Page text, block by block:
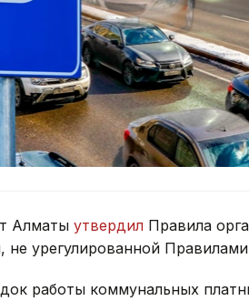
Алматы утвердил Правила
не урегулированной
работы коммунальных